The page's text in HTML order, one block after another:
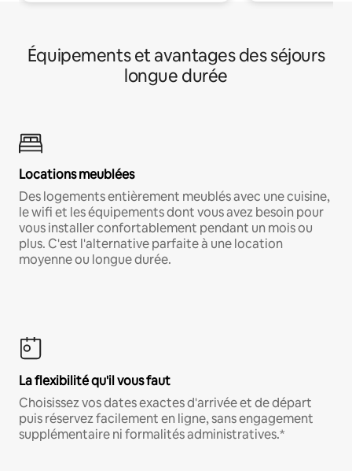
Équipements et avantages des séjours
longue durée
Locations meublées
Des logements entièrement meublés avec une cuisine,
le wifi et les équipements dont vous avez besoin pour
vous installer confortablement pendant un mois ou
plus. C'est l'alternative parfaite à une location
moyenne ou longue durée.
La flexibilité qu'il vous faut
Choisissez vos dates exactes d'arrivée et de départ
puis réservez facilement en ligne, sans engagement
supplémentaire ni formalités administratives.*